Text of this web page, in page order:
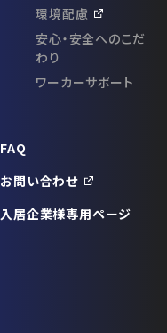
環境配慮
安心・安全へのこだ
わり
ワーカーサポート
FAQ
お問い合わせ
入居企業様専用ページ